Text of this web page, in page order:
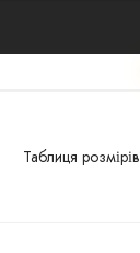
Таблиця розмірів